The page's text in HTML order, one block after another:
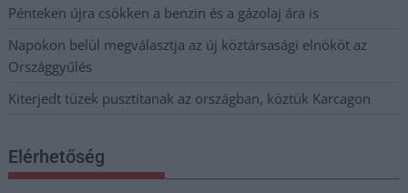
Pénteken újra csökken a benzin és a gázolaj ára is
Napokon belül megválasztja az új köztársasági elnököt az
Országgyűlés
Kiterjedt tüzek pusztítanak az országban, köztük Karcagon
Elérhetőség